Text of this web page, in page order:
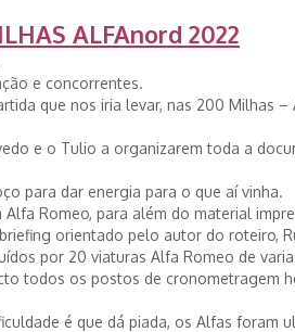
ALFAnord 2022
e concorrentes.
que nos iria levar, nas 200 Milhas
e o Tulio a organizarem toda a
para dar energia para o que aí vinha.
Romeo, para além do material
orientado pelo autor do roteiro,
por 20 viaturas Alfa Romeo de
todos os postos de cronometragem
é que dá piada, os Alfas foram